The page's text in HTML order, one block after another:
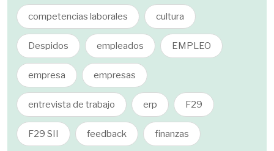
competencias laborales cultura
Despidos empleados EMPLEO
empresa empresas
entrevista de trabajo erp F29
F29 SII feedback finanzas